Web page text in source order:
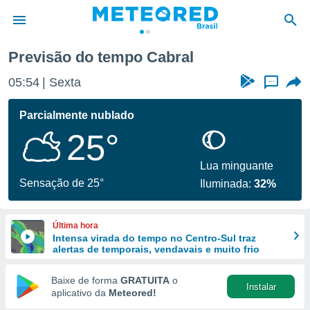
da
fornecidas
a este
das
e
forma
digital
Previsão do tempo Cabral
05:54 Sexta ...
Parcialmente nublado
25°
Sensação de 25°
Lua minguante
Iluminada:32%
Última hora
Intensa virada do tempo no Centro-Sul traz
alertas de temporais, vendavais e muito frio
Baixe de forma GRATUITA o
aplicativo da Meteored!
Instalar